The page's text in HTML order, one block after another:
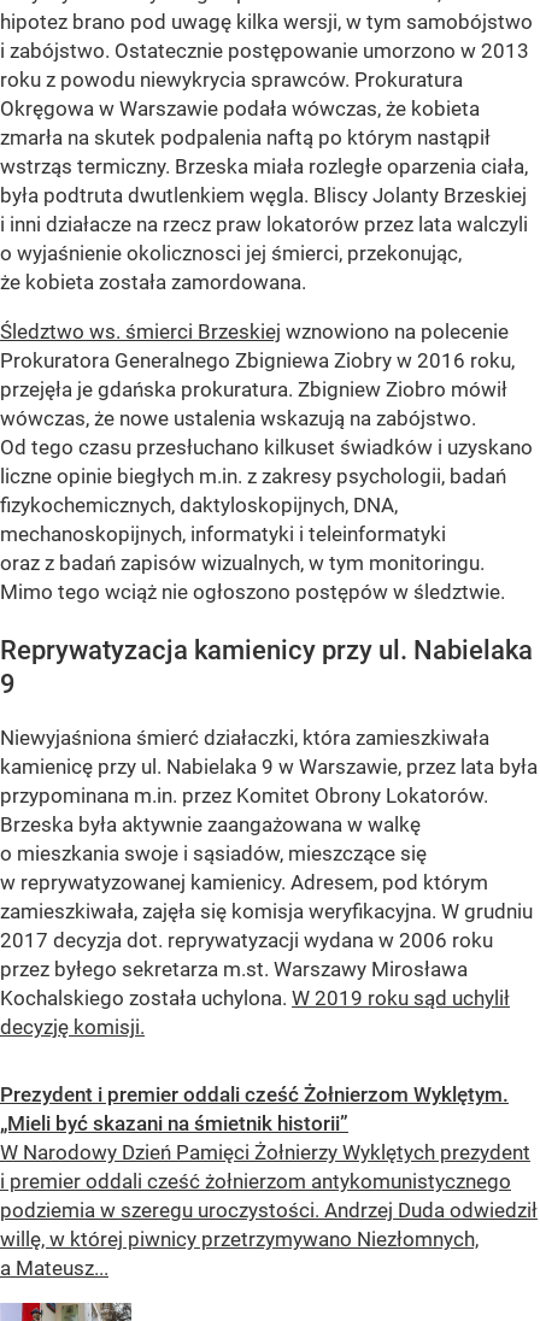
hipotez brano pod uwagę kilka wersji, w tym samobójstwo
i zabójstwo. Ostatecznie postępowanie umorzono w 2013
roku z powodu niewykrycia sprawców. Prokuratura
Okręgowa w Warszawie podała wówczas, że kobieta
zmarła na skutek podpalenia naftą po którym nastąpił
wstrząs termiczny. Brzeska miała rozległe oparzenia ciała,
była podtruta dwutlenkiem węgla. Bliscy Jolanty Brzeskiej
i inni działacze na rzecz praw lokatorów przez lata walczyli
o wyjaśnienie okolicznosci jej śmierci, przekonując,
że kobieta została zamordowana.
Śledztwo ws. śmierci Brzeskiej wznowiono na polecenie
Prokuratora Generalnego Zbigniewa Ziobry w 2016 roku,
przejęła je gdańska prokuratura. Zbigniew Ziobro mówił
wówczas, że nowe ustalenia wskazują na zabójstwo.
Od tego czasu przesłuchano kilkuset świadków i uzyskano
liczne opinie biegłych m.in. z zakresy psychologii, badań
fizykochemicznych, daktyloskopijnych, DNA,
mechanoskopijnych, informatyki i teleinformatyki
oraz z badań zapisów wizualnych, w tym monitoringu.
Mimo tego wciąż nie ogłoszono postępów w śledztwie.
Reprywatyzacja kamienicy przy ul. Nabielaka
9
Niewyjaśniona śmierć działaczki, która zamieszkiwała
kamienicę przy ul. Nabielaka 9 w Warszawie, przez lata była
przypominana m.in. przez Komitet Obrony Lokatorów.
Brzeska była aktywnie zaangażowana w walkę
o mieszkania swoje i sąsiadów, mieszczące się
w reprywatyzowanej kamienicy. Adresem, pod którym
zamieszkiwała, zajęła się komisja weryfikacyjna. W grudniu
2017 decyzja dot. reprywatyzacji wydana w 2006 roku
przez byłego sekretarza m.st. Warszawy Mirosława
Kochalskiego została uchylona. W 2019 roku sąd uchylił
decyzję komisji.
Prezydent i premier oddali cześć Żołnierzom Wyklętym.
„Mieli być skazani na śmietnik historii”
W Narodowy Dzień Pamięci Żołnierzy Wyklętych prezydent
i premier oddali cześć żołnierzom antykomunistycznego
podziemia w szeregu uroczystości. Andrzej Duda odwiedził
willę, w której piwnicy przetrzymywano Niezłomnych,
a Mateusz...